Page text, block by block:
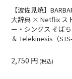
【波佐見焼】
大辞典 × Netflix ス
ー・シングス そば
＆ Telekinesis（STS-
2,750 円 (税込)